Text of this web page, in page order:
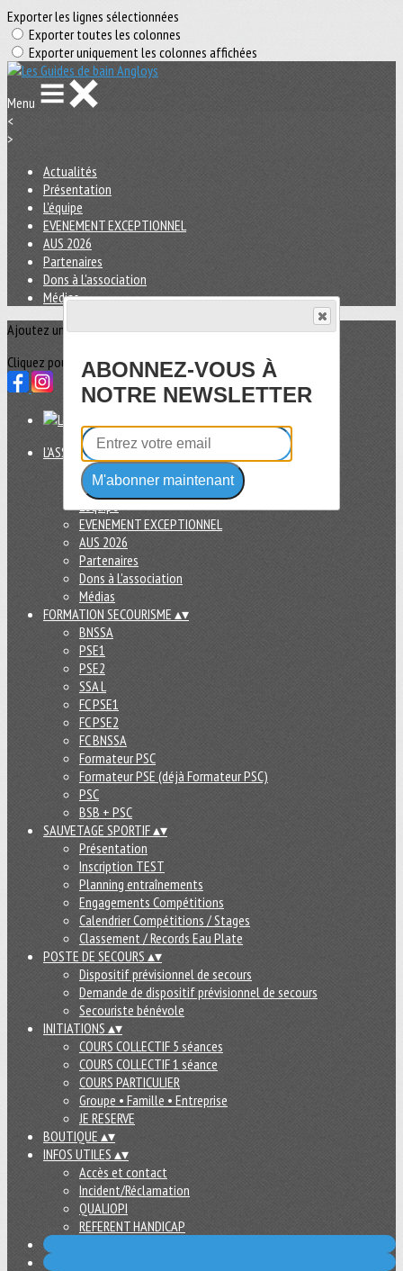
Exporter les lignes sélectionnées
Exporter toutes les colonnes
Exporter uniquement les colonnes affichées
Menu
<
>
Actualités
Présentation
L'équipe
EVENEMENT EXCEPTIONNEL
AUS 2026
Partenaires
Dons à L'association
Médias
Ajoutez un logo, un bouton, des réseaux sociaux
Cliquez pour éditer
L'ASSOCIATION▴▾
Actualités
Présentation
L'équipe
EVENEMENT EXCEPTIONNEL
AUS 2026
Partenaires
Dons à L'association
Médias
FORMATION SECOURISME ▴▾
BNSSA
PSE1
PSE2
SSA L
FC PSE1
FC PSE2
FC BNSSA
Formateur PSC
Formateur PSE (déjà Formateur PSC)
PSC
BSB + PSC
SAUVETAGE SPORTIF▴▾
Présentation
Inscription TEST
Planning entraînements
Engagements Compétitions
Calendrier Compétitions / Stages
Classement / Records Eau Plate
POSTE DE SECOURS ▴▾
Dispositif prévisionnel de secours
Demande de dispositif prévisionnel de secours
Secouriste bénévole
INITIATIONS ▴▾
COURS COLLECTIF 5 séances
COURS COLLECTIF 1 séance
COURS PARTICULIER
Groupe • Famille • Entreprise
JE RESERVE
BOUTIQUE ▴▾
INFOS UTILES ▴▾
Accès et contact
Incident/Réclamation
QUALIOPI
REFERENT HANDICAP
ABONNEZ-VOUS À
NOTRE NEWSLETTER
M'abonner maintenant